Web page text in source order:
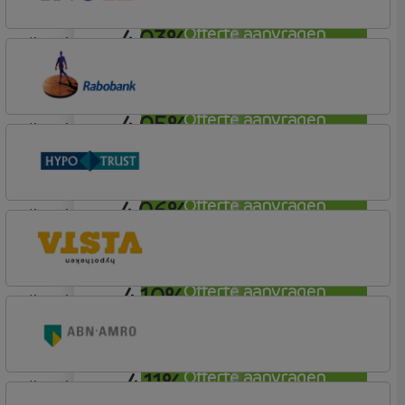
Offerte aanvragen
4,03%
Offerte aanvragen
lineair
4,05%
Offerte aanvragen
ING Bank
Basistarief
lineair
4,06%
Offerte aanvragen
Plusvoorwaarden
lineair
4,10%
Offerte aanvragen
Vrij Leven Hypotheek
lineair
4,11%
lineair